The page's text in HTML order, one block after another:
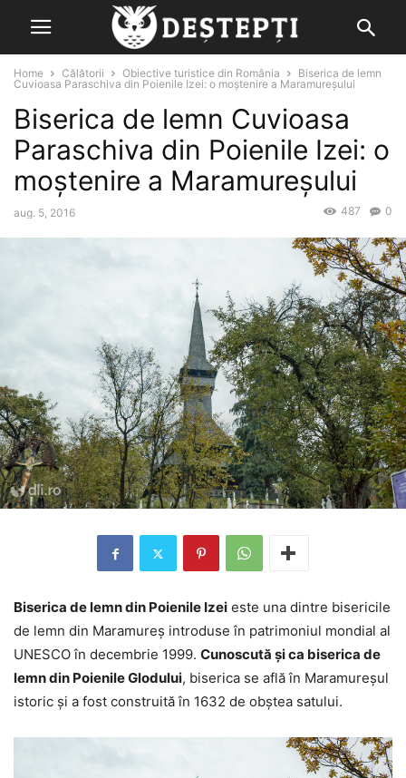
Home Călătorii Obiective turistice din România
Biserica de lemn
Cuvioasa Paraschiva din Poienile Izei: o moștenire a Maramureșului
Biserica de lemn Cuvioasa
Paraschiva din Poienile Izei: o
moștenire a Maramureșului
aug. 5, 2016 0
487
Biserica de lemn din Poienile Izei este una dintre bisericile
de lemn din Maramureș introduse în patrimoniul mondial al
UNESCO în decembrie 1999. Cunoscută și ca biserica de
lemn din Poienile Glodului, biserica se află în Maramureșul
istoric și a fost construită în 1632 de obștea satului.